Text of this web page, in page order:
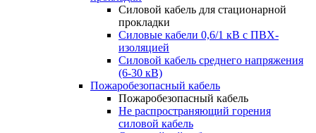
Силовой кабель для стационарной
прокладки
Силовые кабели 0,6/1 кВ с ПВХ-
изоляцией
Силовой кабель среднего напряжения
(6-30 кВ)
Пожаробезопасный кабель
Пожаробезопасный кабель
Не распространяющий горения
силовой кабель